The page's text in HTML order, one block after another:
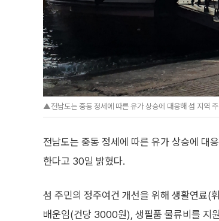
▲전남도는 중동 정세에 따른 유가 상승에 대응해 섬 지역
전남도는 중동 정세에 따른 유가 상승에 대
한다고 30일 밝혔다.
섬 주민의 정주여건 개선을 위해 생활연료(
배운임(건당 3000원), 생필품 물류비를 지